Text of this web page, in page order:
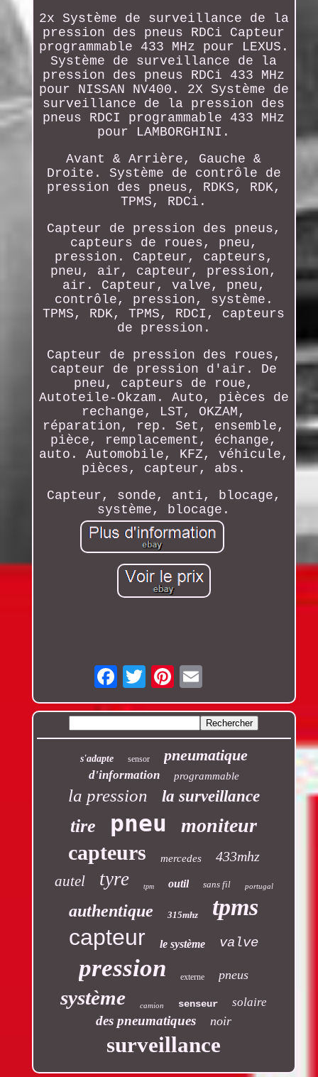
2x Système de surveillance de la
pression des pneus RDCi Capteur
programmable 433 MHz pour LEXUS.
Système de surveillance de la
pression des pneus RDCi 433 MHz
pour NISSAN NV400. 2X Système de
surveillance de la pression des
pneus RDCI programmable 433 MHz
pour LAMBORGHINI.
Avant & Arrière, Gauche &
Droite. Système de contrôle de
pression des pneus, RDKS, RDK,
TPMS, RDCi.
Capteur de pression des pneus,
capteurs de roues, pneu,
pression. Capteur, capteurs,
pneu, air, capteur, pression,
air. Capteur, valve, pneu,
contrôle, pression, système.
TPMS, RDK, TPMS, RDCI, capteurs
de pression.
Capteur de pression des roues,
capteur de pression d'air. De
pneu, capteurs de roue,
Autoteile-Okzam. Auto, pièces de
rechange, LST, OKZAM,
réparation, rep. Set, ensemble,
pièce, remplacement, échange,
auto. Automobile, KFZ, véhicule,
pièces, capteur, abs.
Capteur, sonde, anti, blocage,
système, blocage.
Email
s'adapte sensor pneumatique
d'information programmable
la pression la surveillance
tire pneu moniteur
capteurs mercedes 433mhz
autel tyre tpm outil sans fil portugal
authentique 315mhz tpms
capteur le système valve
pression externe pneus
système camion senseur solaire
des pneumatiques noir
surveillance